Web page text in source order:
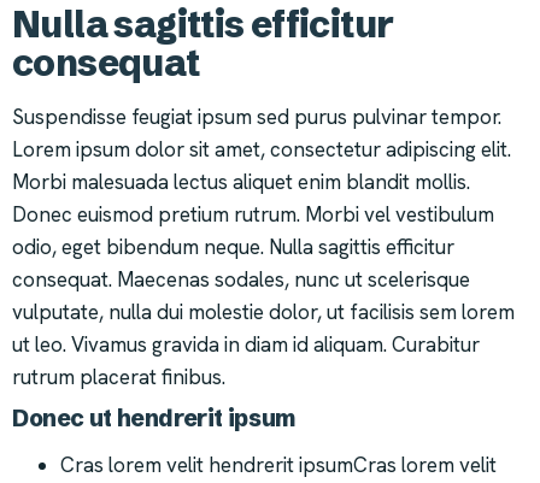
Nulla sagittis efficitur
consequat
Suspendisse feugiat ipsum sed purus pulvinar tempor.
Lorem ipsum dolor sit amet, consectetur adipiscing elit.
Morbi malesuada lectus aliquet enim blandit mollis.
Donec euismod pretium rutrum. Morbi vel vestibulum
odio, eget bibendum neque. Nulla sagittis efficitur
consequat. Maecenas sodales, nunc ut scelerisque
vulputate, nulla dui molestie dolor, ut facilisis sem lorem
ut leo. Vivamus gravida in diam id aliquam. Curabitur
rutrum placerat finibus.
Donec ut hendrerit ipsum
Cras lorem velit hendrerit ipsumCras lorem velit